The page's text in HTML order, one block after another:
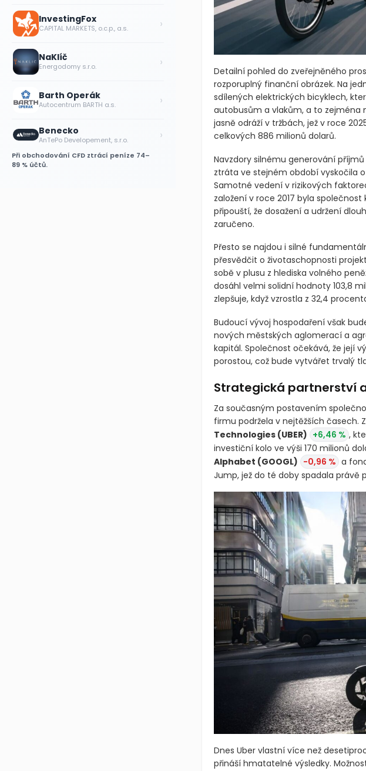
Detailní pohled do zveřejněného
rozporuplný finanční obrázek. Na
sdílených elektrických bicyklech,
autobusům a vlakům, a to zejména
jasně odráží v tržbách, jež v roce
celkových 886 milionů dolarů.
Navzdory silnému generování
ztráta ve stejném období vyskočila
Samotné vedení v rizikových
založení v roce 2017 byla
připouští, že dosažení a udržení
zaručeno.
Přesto se najdou i silné
přesvědčit o životaschopnosti
sobě v plusu z hlediska volného
dosáhl velmi solidní hodnoty 103,8
zlepšuje, když vzrostla z 32,4
Budoucí vývoj hospodaření však
nových městských aglomerací a
kapitál. Společnost očekává, že její
porostou, což bude vytvářet trvalý
Strategická partnerství
Za současným postavením
firmu podržela v nejtěžších časech.
Technologies (UBER) +6,46 % ,
investiční kolo ve výši 170 milionů
Alphabet (GOOGL) -0,96 % a
Jump, jež do té doby spadala právě
Dnes Uber vlastní více než
přináší hmatatelné výsledky.
InvestingFox
CAPITAL MARKETS, o.c.p., a.s. ›
NaKlíč
Energodomy s.r.o. ›
Barth Operák
Autocentrum BARTH a.s. ›
Benecko
AnTePo Developement, s.r.o. ›
Při obchodování CFD ztrácí peníze 74–
89 % účtů.